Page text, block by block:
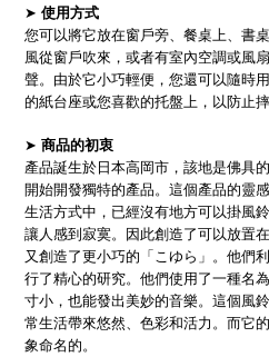
➤ 使用方式
您可以將它放在窗戶旁、餐桌上、書
風從窗戶吹來，或者有室內空調或風
聲。由於它小巧輕便，您還可以隨時
的紙台座或您喜歡的托盤上，以防止摔
➤ 商品的初衷
產品誕生於日本高岡市，該地是佛具
開始開發獨特的產品。這個產品的靈
生活方式中，已經沒有地方可以掛風
讓人感到寂寞。因此創造了可以放置
又創造了更小巧的「こゆら」。他們
行了精心的研究。他們使用了一種名
寸小，也能發出美妙的音樂。這個風
常生活帶來悠然、色彩和活力。而它
象命名的。